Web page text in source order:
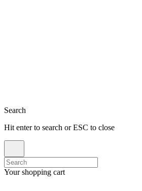
Search
Hit enter to search or ESC to close
Search
for:
Your shopping cart